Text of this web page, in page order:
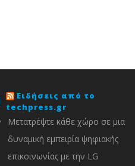
Ειδήσεις από το
techpress.gr
Μετατρέψτε κάθε χώρο σε μια
δυναμική εμπειρία ψηφιακής
επικοινωνίας με την LG